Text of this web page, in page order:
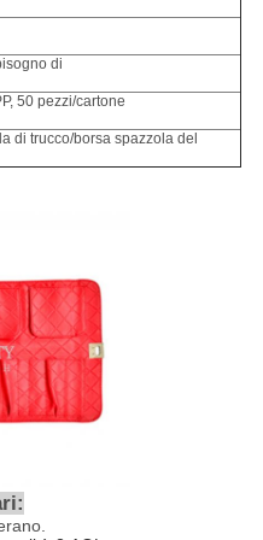
di
50 pezzi/cartone
di trucco/borsa spazzola del